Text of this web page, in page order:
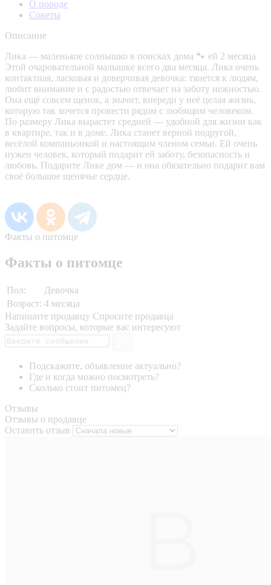
О породе
Советы
Описание
Лика — маленькое солнышко в поисках дома 🐾 ей 2 месяца
Этой очаровательной малышке всего два месяца. Лика очень
контактная, ласковая и доверчивая девочка: тянется к людям,
любит внимание и с радостью отвечает на заботу нежностью.
Она ещё совсем щенок, а значит, впереди у неё целая жизнь,
которую так хочется провести рядом с любящим человеком.
По размеру Лика вырастет средней — удобной для жизни как
в квартире, так и в доме. Лика станет верной подругой,
весёлой компаньонкой и настоящим членом семьи. Ей очень
нужен человек, который подарит ей заботу, безопасность и
любовь. Подарите Лике дом — и она обязательно подарит вам
своё большое щенячье сердце.
Факты о питомце
Факты о питомце
Пол:
Девочка
Возраст: 4 месяца
Напишите продавцу Спросите продавца
Задайте вопросы, которые вас интересуют
Подскажите, объявление актуально?
Где и когда можно посмотреть?
Сколько стоит питомец?
Отзывы
Отзывы о продавце
Оставить отзыв